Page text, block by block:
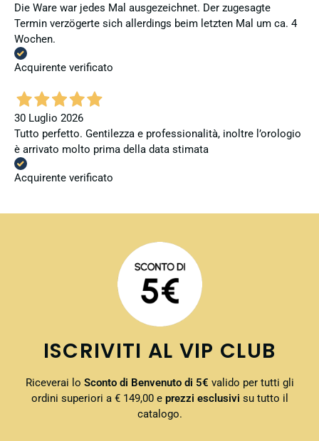
Die Ware war jedes Mal ausgezeichnet. Der zugesagte
Termin verzögerte sich allerdings beim letzten Mal um ca. 4
Wochen.
Acquirente verificato
30 Luglio 2026
Tutto perfetto. Gentilezza e professionalità, inoltre l’orologio
è arrivato molto prima della data stimata
Acquirente verificato
ISCRIVITI AL VIP CLUB
Riceverai lo Sconto di Benvenuto di 5€ valido per tutti gli
ordini superiori a € 149,00 e prezzi esclusivi su tutto il
catalogo.